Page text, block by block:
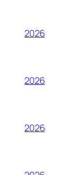
2026
2026
2026